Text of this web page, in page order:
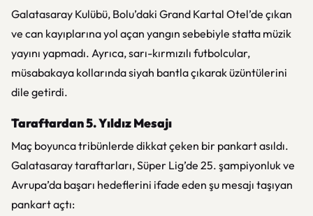
Galatasaray Kulübü, Bolu’daki Grand Kartal Otel’de çıkan
ve can kayıplarına yol açan yangın sebebiyle statta müzik
yayını yapmadı. Ayrıca, sarı-kırmızılı futbolcular,
müsabakaya kollarında siyah bantla çıkarak üzüntülerini
dile getirdi.
Taraftardan 5. Yıldız Mesajı
Maç boyunca tribünlerde dikkat çeken bir pankart asıldı.
Galatasaray taraftarları, Süper Lig’de 25. şampiyonluk ve
Avrupa’da başarı hedeflerini ifade eden şu mesajı taşıyan
pankart açtı: